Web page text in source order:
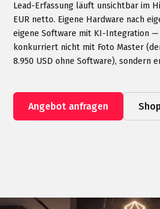
Lead-Erfassung läuft unsichtbar im
EUR netto. Eigene Hardware nach
eigene Software mit KI-Integration
konkurriert nicht mit Foto Master
8.950 USD ohne Software), sondern
Angebot anfragen